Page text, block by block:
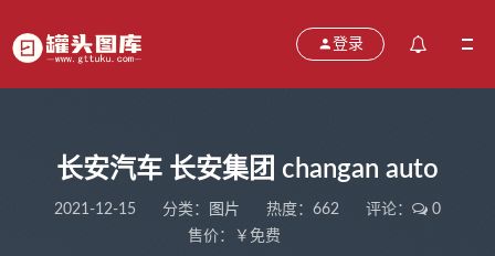
登录
长安汽车 长安集团 changan auto
2021-12-15 分类： 图片 热度：662 评论：
0
售价：￥免费